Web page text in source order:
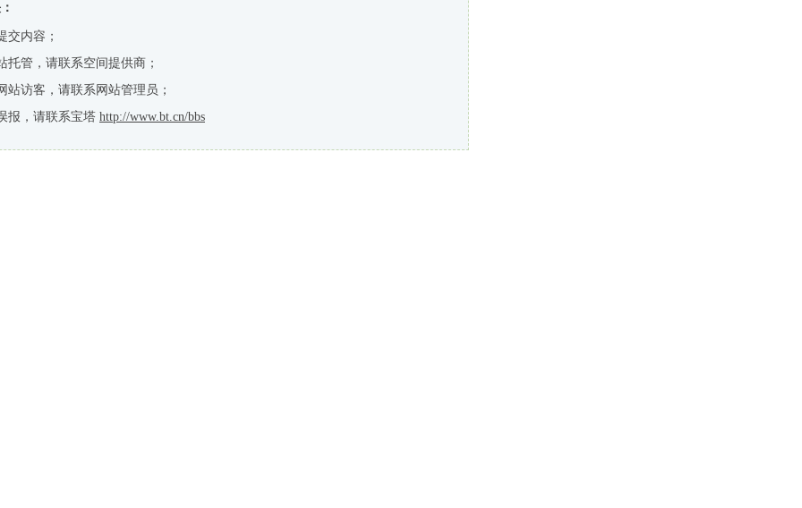
交内容；
托管，请联系空间提供商；
站访客，请联系网站管理员；
报，请联系宝塔 http://www.bt.cn/bbs